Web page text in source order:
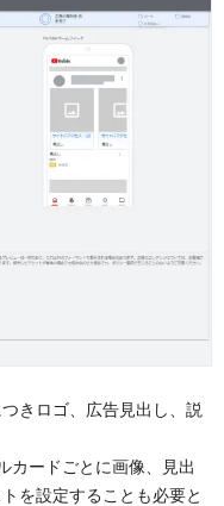
きロゴ、広告見出し、説
カードごとに画像、見出
を設定することも必要と